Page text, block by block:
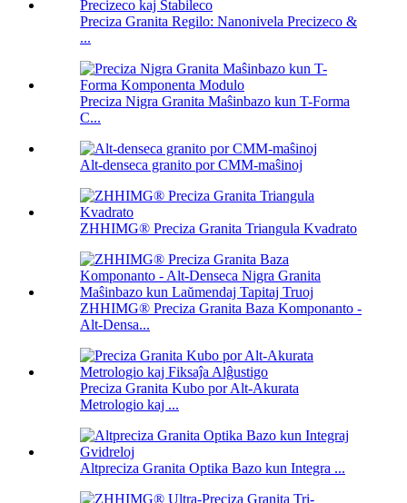
Preciza Granita Regilo: Nanonivela Precizeco &
...
Preciza Nigra Granita Maŝinbazo kun T-Forma
C...
Alt-denseca granito por CMM-maŝinoj
ZHHIMG® Preciza Granita Triangula Kvadrato
ZHHIMG® Preciza Granita Baza Komponanto -
Alt-Densa...
Preciza Granita Kubo por Alt-Akurata
Metrologio kaj ...
Altpreciza Granita Optika Bazo kun Integra ...